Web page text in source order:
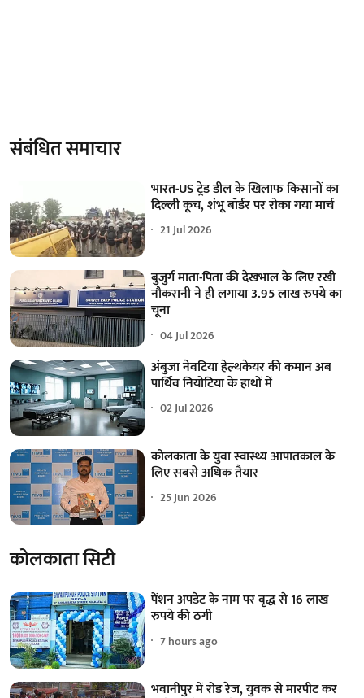
संबंधित समाचार
भारत-US ट्रेड डील के खिलाफ किसानों का
दिल्ली कूच, शंभू बॉर्डर पर रोका गया मार्च
21 Jul 2026
बुजुर्ग माता-पिता की देखभाल के लिए रखी
नौकरानी ने ही लगाया 3.95 लाख रुपये का
चूना
04 Jul 2026
अंबुजा नेवटिया हेल्थकेयर की कमान अब
पार्थिव नियोटिया के हाथों में
02 Jul 2026
कोलकाता के युवा स्वास्थ्य आपातकाल के
लिए सबसे अधिक तैयार
25 Jun 2026
कोलकाता सिटी
पेंशन अपडेट के नाम पर वृद्ध से 16 लाख
रुपये की ठगी
7 hours ago
भवानीपुर में रोड रेज, युवक से मारपीट कर